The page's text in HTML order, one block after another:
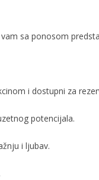
sa ponosom
i dostupni za
potencijala.
i ljubav.